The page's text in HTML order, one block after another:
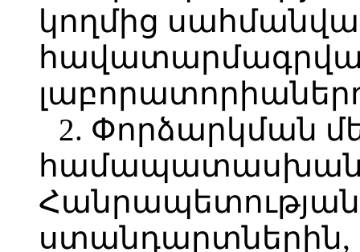
կողմից
2. Փորձարկման
ստանդարտներին,